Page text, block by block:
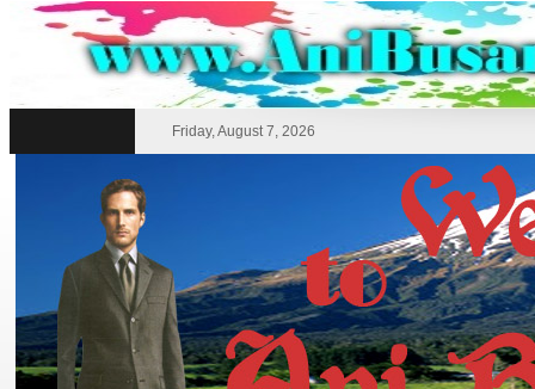
Friday, August 7, 2026